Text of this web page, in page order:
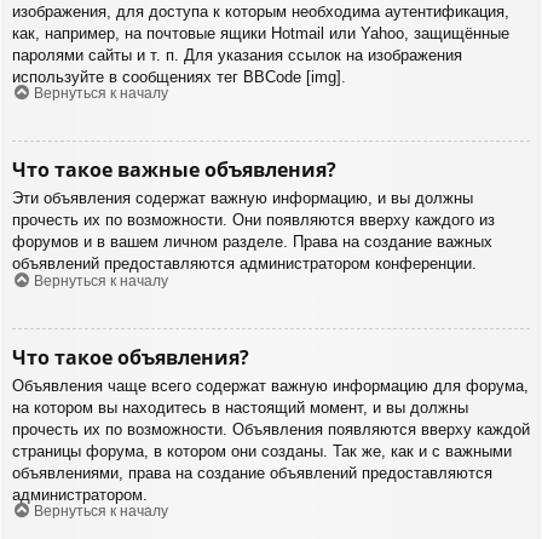
изображения, для доступа к которым необходима аутентификация,
как, например, на почтовые ящики Hotmail или Yahoo, защищённые
паролями сайты и т. п. Для указания ссылок на изображения
используйте в сообщениях тег BBCode [img].
Вернуться к началу
Что такое важные объявления?
Эти объявления содержат важную информацию, и вы должны
прочесть их по возможности. Они появляются вверху каждого из
форумов и в вашем личном разделе. Права на создание важных
объявлений предоставляются администратором конференции.
Вернуться к началу
Что такое объявления?
Объявления чаще всего содержат важную информацию для форума,
на котором вы находитесь в настоящий момент, и вы должны
прочесть их по возможности. Объявления появляются вверху каждой
страницы форума, в котором они созданы. Так же, как и с важными
объявлениями, права на создание объявлений предоставляются
администратором.
Вернуться к началу